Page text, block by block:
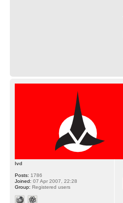
lvd
Posts: 1786
Joined: 07 Apr 2007, 22:28
Group: Registered users